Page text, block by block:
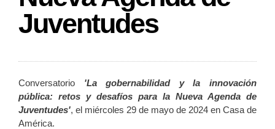
Juventudes
Conversatorio 'La gobernabilidad y la innovación
pública: retos y desafíos para la Nueva Agenda de
Juventudes', el miércoles 29 de mayo de 2024 en Casa de
América.